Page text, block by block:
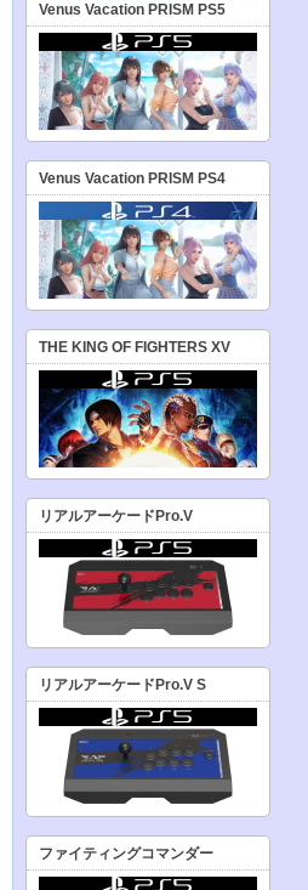
Venus Vacation PRISM PS5
Venus Vacation PRISM PS4
THE KING OF FIGHTERS XV
リアルアーケードPro.V
リアルアーケードPro.V S
ファイティングコマンダー